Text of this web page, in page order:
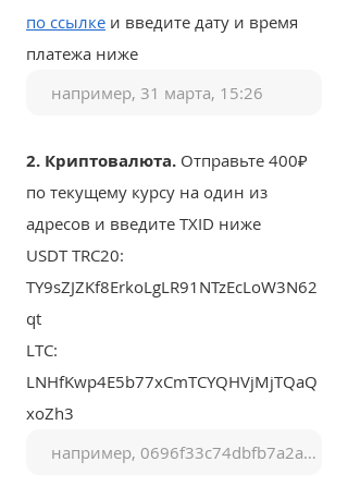
по ссылке и введите дату и время
платежа ниже
2. Криптовалюта. Отправьте 400₽
по текущему курсу на один из
адресов и введите TXID ниже
USDT TRC20:
TY9sZJZKf8ErkoLgLR91NTzEcLoW3N62
qt
LTC:
LNHfKwp4E5b77xCmTCYQHVjMjTQaQ
xoZh3